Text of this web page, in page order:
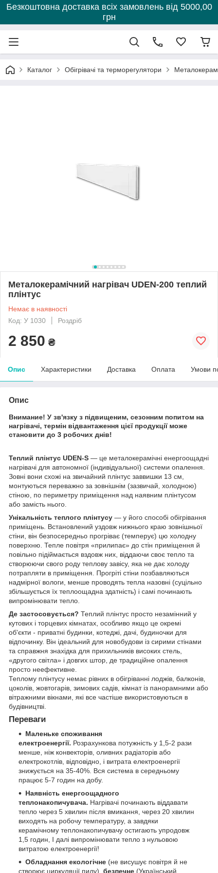
Безкоштовна доставка всіх замовлень від 5000,00
грн
Каталог Обігрівачі та терморегулятори
Металокерамічний нагрівач UDEN-200 теплий
плінтус
Немає в наявності
Код: У 1030
Роздріб
2 850 ₴
Опис Характеристики Доставка Оплата Умови
Опис
Внимание! У зв'язку з підвищеним, сезонним попитом на
нагрівачі, термін відвантаження цієї продукції може
становити до 3 робочих днів!
Теплий плінтус UDEN-S — це металокерамічні енергоощадні
нагрівачі для автономної (індивідуальної) системи опалення.
Зовні вони схожі на звичайний плінтус заввишки 13 см,
монтуються переважно за зовнішнім (зазвичай, холодною)
стіною, по периметру приміщення над наявним плінтусом
або замість нього.
Унікальність теплого плінтусу — у його способі обігрівання
приміщень. Встановлений уздовж нижнього краю зовнішньої
стіни, він безпосередньо прогріває (темперує) цю холодну
поверхню. Тепле повітря «прилипає» до стін приміщення й
повільно підіймається вздовж них, віддаючи своє тепло та
створюючи свого роду теплову завісу, яка не дає холоду
потрапляти в приміщення. Прогріті стіни позбавляються
надмірної вологи, менше проводять тепла назовні (суцільно
збільшується їх теплоощадна здатність) і самі починають
випромінювати тепло.
Де застосовується? Теплий плінтус просто незамінний у
кутових і торцевих кімнатах, особливо якщо це окремі
об'єкти - приватні будинки, котеджі, дачі, будиночки для
відпочинку. Він ідеальний для новобудови із сирими стінами
та справжня знахідка для прихильників високих стель,
«другого світла» і довгих штор, де традиційне опалення
просто неефективне.
Теплому плінтусу немає рівних в обігріванні лоджів, балконів,
цоколів, жовтогарів, зимових садів, кімнат із панорамними або
вітражними вікнами, які все частіше використовуються в
будівництві.
Переваги
Маленьке споживання
електроенергії. Розрахункова потужність у 1,5-2 рази
менше, ніж конвекторів, оливних радіаторів або
електрокотлів, відповідно, і витрата електроенергії
знижується на 35-40%. Вся система в середньому
працює 5-7 годин на добу.
Наявність енергоощадного
теплонакопичувача. Нагрівачі починають віддавати
тепло через 5 хвилин після вмикання, через 20 хвилин
виходять на робочу температуру, а завдяки
керамічному теплонакопичувачу остигають упродовж
1,5 годин, І далі випромінювати тепло з нульовою
витратою електроенергії!
Обладнання екологічне (не висушує повітря й не
створює циркуляції пилу), безпечне (Український